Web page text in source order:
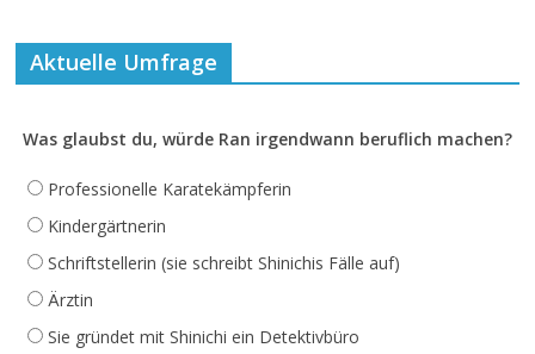
Aktuelle Umfrage
Was glaubst du, würde Ran irgendwann beruflich machen?
Professionelle Karatekämpferin
Kindergärtnerin
Schriftstellerin (sie schreibt Shinichis Fälle auf)
Ärztin
Sie gründet mit Shinichi ein Detektivbüro